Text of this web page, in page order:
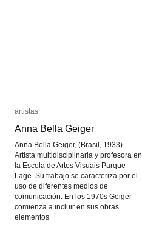
artistas
Anna Bella Geiger
Anna Bella Geiger, (Brasil, 1933).
Artista multidisciplinaria y profesora en
la Escola de Artes Visuais Parque
Lage. Su trabajo se caracteriza por el
uso de diferentes medios de
comunicación. En los 1970s Geiger
comienza a incluir en sus obras
elementos
artistas
Anna Bella Geiger